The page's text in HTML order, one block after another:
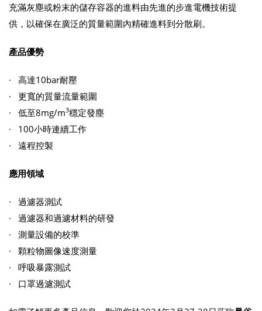
充滿灰塵或粉末的儲存容器的進料由先進的步進電機技術提
供，以確保在廣泛的質量範圍內精確進料到分散刷。
產品優勢
· 高達10bar耐壓
· 更寬的質量流量範圍
· 低至8mg/m3穩定發塵
· 100小時連續工作
· 遠程控製
應用領域
· 過濾器測試
· 過濾器和過濾材料的研發
· 測量設備的校準
· 顆粒物圖像速度測量
· 呼吸暴露測試
· 口罩過濾測試